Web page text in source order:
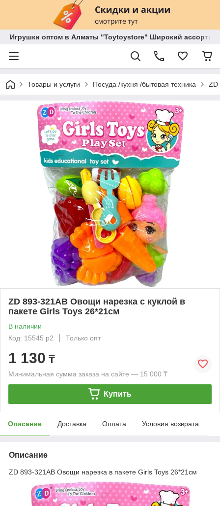
Игрушки оптом в Алматы "Toytoystore" Широкий
Товары и услуги Посуда /кухня /бытовая техника ZD
ZD 893-321AB Овощи нарезка с куклой в
пакете Girls Toys 26*21см
В наличии
Код: 15545 р2
Только опт
1 130 ₸
Минимальная сумма заказа на сайте — 15 000 ₸
Купить
Описание Доставка Оплата Условия возврата
Описание
ZD 893-321AB Овощи нарезка в пакете Girls Toys 26*21см